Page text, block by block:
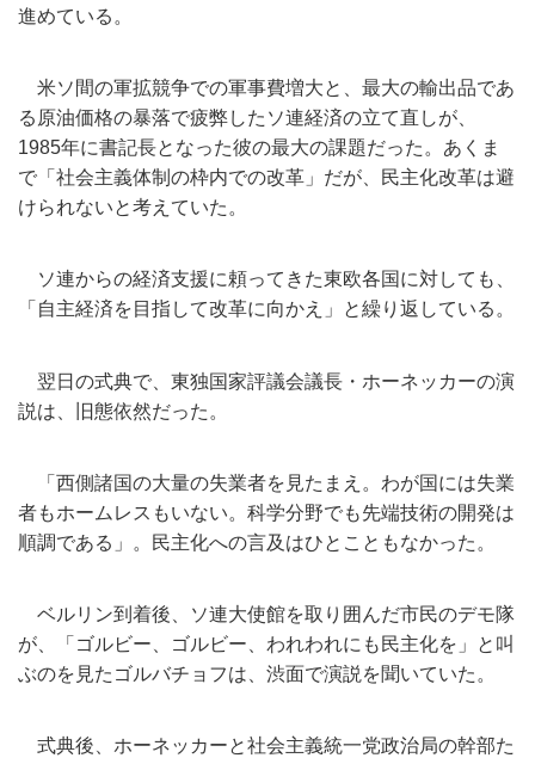
進めている。
米ソ間の軍拡競争での軍事費増大と、 最大の輸出品であ
る原油価格の暴落で疲弊したソ連経済の立て直しが、
1985年に書記長となった彼の最大の課題だった。あくま
で「 社会主義体制の枠内での改革」だが、
民主化改革は避
けられないと考えていた。
ソ連からの経済支援に頼ってきた東欧各国に対しても、
「 自主経済を目指して改革に向かえ」と繰り返している。
翌日の式典で、東独国家評議会議長・ホーネッカーの演
説は、
旧態依然だった。
「西側諸国の大量の失業者を見たまえ。 わが国には失業
者もホームレスもいない。 科学分野でも先端技術の開発は
順調である」。
民主化への言及はひとこともなかった。
ベルリン到着後、ソ連大使館を取り囲んだ市民のデモ隊
が、「 ゴルビー、ゴルビー、われわれにも民主化を」
と叫
ぶのを見たゴルバチョフは、渋面で演説を聞いていた。
式典後、 ホーネッカーと社会主義統一党政治局の幹部た